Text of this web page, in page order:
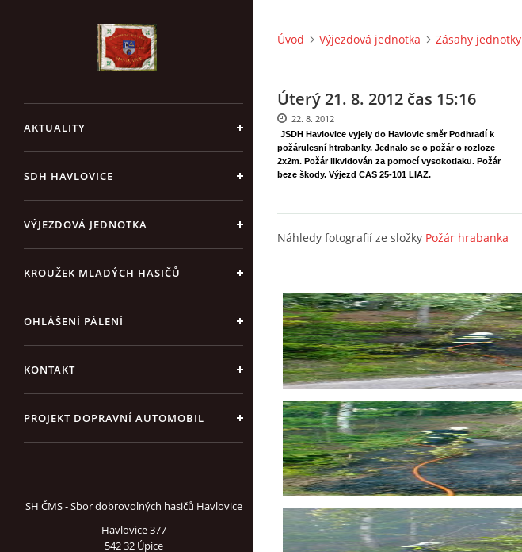
AKTUALITY
SDH HAVLOVICE
VÝJEZDOVÁ JEDNOTKA
KROUŽEK MLADÝCH HASIČŮ
OHLÁŠENÍ PÁLENÍ
KONTAKT
PROJEKT DOPRAVNÍ AUTOMOBIL
SH ČMS - Sbor dobrovolných hasičů Havlovice
Havlovice 377
542 32 Úpice
Úvod Výjezdová jednotka Zásahy jednotky
Úterý 21. 8. 2012 čas 15:16
JSDH Havlovice vyjely do Havlovic směr Podhradí k
požárulesní htrabanky. Jednalo se o požár o rozloze
2x2m. Požár likvidován za pomocí vysokotlaku. Požár
beze škody. Výjezd CAS 25-101 LIAZ.
22. 8. 2012
Náhledy fotografií ze složky Požár hrabanka